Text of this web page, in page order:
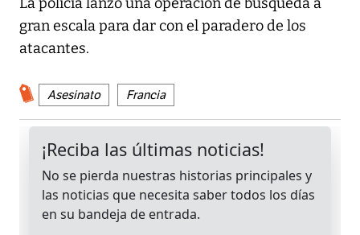
gran escala para dar con el paradero de los
atacantes.
Asesinato Francia